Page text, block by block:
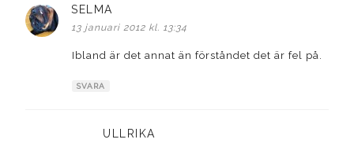
SELMA
13 januari 2012 kl. 13:34
Ibland är det annat än förståndet det är fel på.
SVARA
ULLRIKA